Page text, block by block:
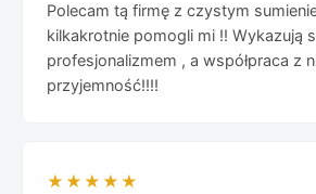
Polecam tą firmę z czystym
kilkakrotnie pomogli mi !! Wykazują
profesjonalizmem , a współpraca z
przyjemność!!!!
★★★★★